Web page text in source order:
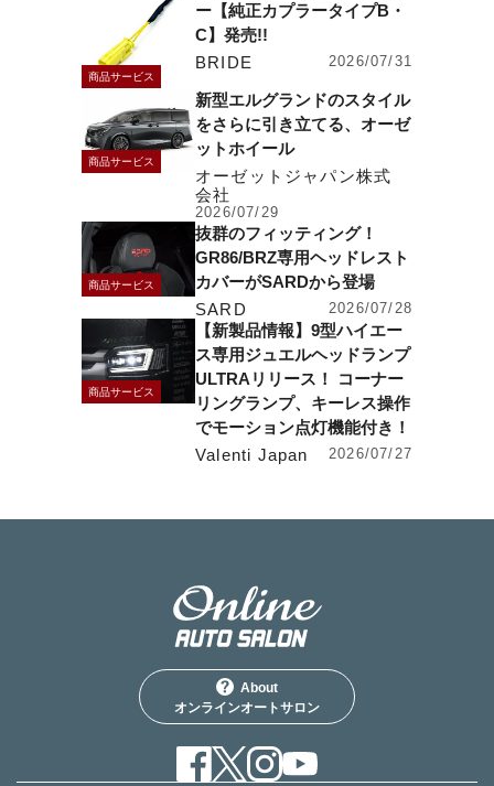
商品サービス
ー【純正カプラータイプB・
C】発売!!
BRIDE
2026/07/31
商品サービス
新型エルグランドのスタイル
をさらに引き立てる、オーゼ
ットホイール
オーゼットジャパン株式
会社
2026/07/29
商品サービス
抜群のフィッティング！
GR86/BRZ専用ヘッドレスト
カバーがSARDから登場
SARD
2026/07/28
商品サービス
【新製品情報】9型ハイエー
ス専用ジュエルヘッドランプ
ULTRAリリース！ コーナー
リングランプ、キーレス操作
でモーション点灯機能付き！
Valenti Japan
2026/07/27
About
オンラインオートサロン